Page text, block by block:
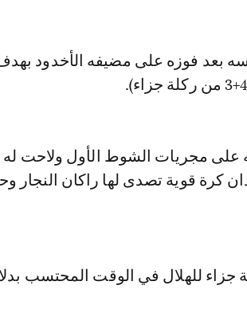
بعد فوزه على مضيفه الأخدود
على مجريات الشوط الأول ولاحت
كرة قوية تصدى لها راكان النجار
للهلال في الوقت المحتسب بدلا